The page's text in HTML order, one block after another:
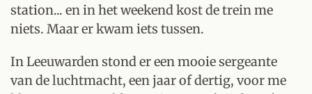
station... en in het weekend kost de trein me
niets. Maar er kwam iets tussen.
In Leeuwarden stond er een mooie sergeante
van de luchtmacht, een jaar of dertig, voor me